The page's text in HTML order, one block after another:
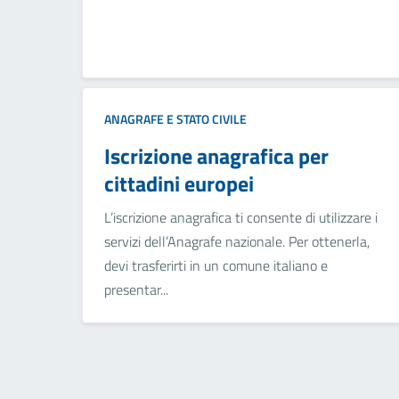
ANAGRAFE E STATO CIVILE
Iscrizione anagrafica per
cittadini europei
L’iscrizione anagrafica ti consente di utilizzare i
servizi dell’Anagrafe nazionale. Per ottenerla,
devi trasferirti in un comune italiano e
presentar...